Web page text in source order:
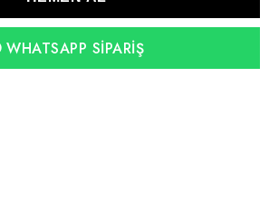
WHATSAPP SIPARIŞ